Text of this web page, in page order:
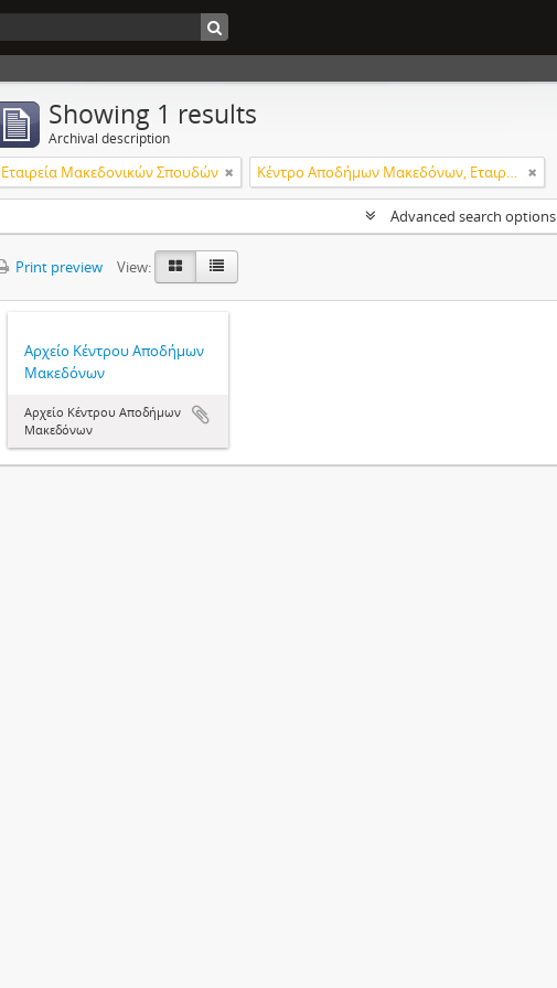
Showing 1 results
Archival description
Εταιρεία Μακεδονικών Σπουδών Κέντρο Αποδήμων Μακεδόνων, Εταιρεία Μακεδονικών Σπουδών.
Advanced search options
Print preview View:
Αρχείο Κέντρου Αποδήμων
Μακεδόνων
Αρχείο Κέντρου Αποδήμων
Μακεδόνων